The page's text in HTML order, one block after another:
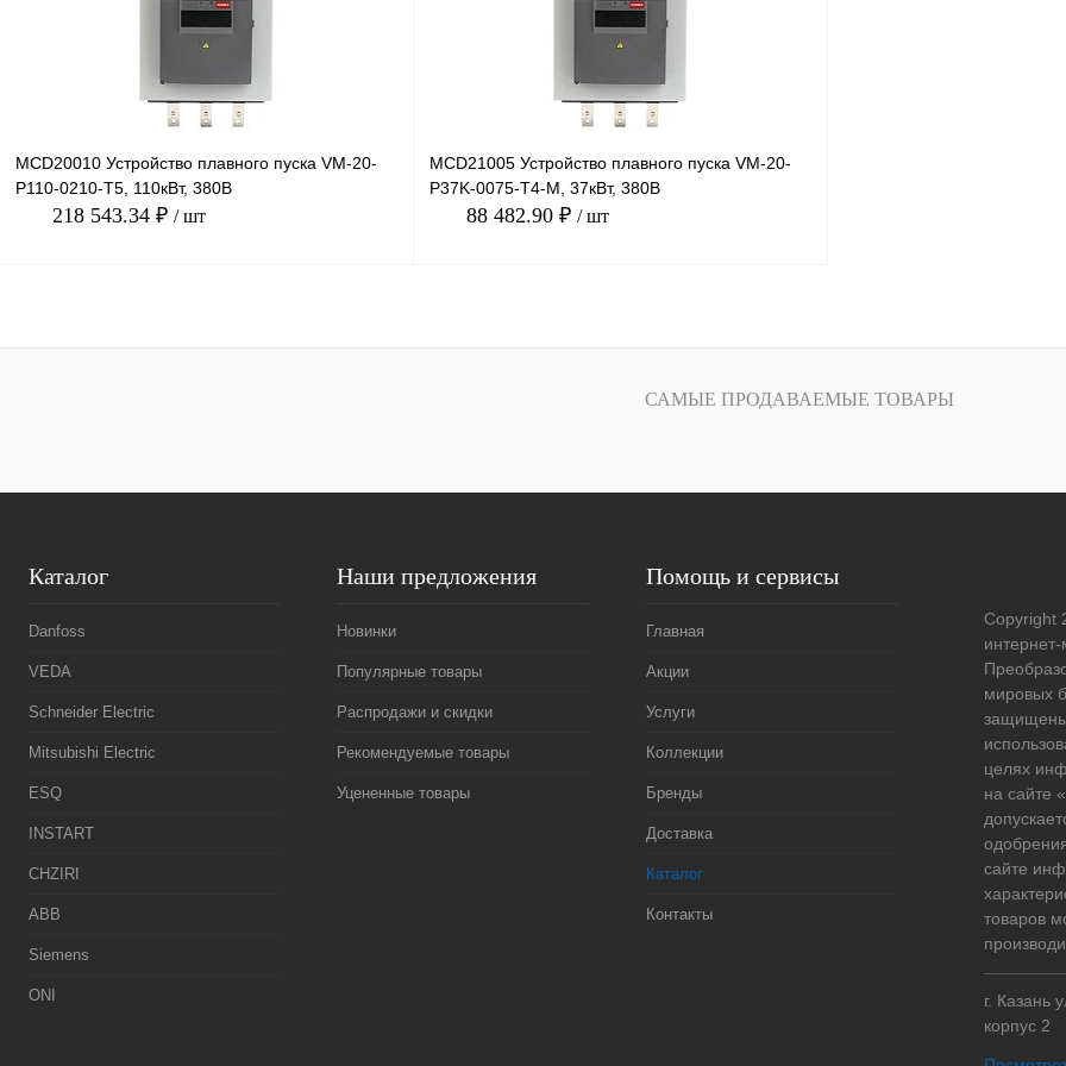
Под заказ Под заказ
MCD20010 Устройство плавного пуска VM-20-
P110-0210-T5, 110кВт, 380В
218 543.34 ₽ / шт
MCD21005 Устройство плавного пуска VM-20-
P37K-0075-T4-M, 37кВт, 380В
88 482.90 ₽ / шт
САМЫЕ ПРОДАВАЕМЫЕ ТОВАРЫ
Каталог
Danfoss
VEDA
Schneider Electric
Mitsubishi Electric
ESQ
INSTART
CHZIRI
ABB
Siemens
ONI
Наши предложения
Новинки
Популярные товары
Распродажи и скидки
Рекомендуемые товары
Уцененные товары
Помощь и сервисы
Главная
Акции
Услуги
Коллекции
Бренды
Доставка
Каталог
Контакты
Copyright
интернет-
мировых
целях
на сайте
сайте
товаров
г. Казань
корпус 2